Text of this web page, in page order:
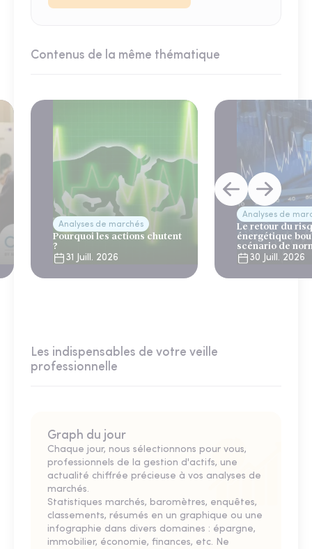
Contenus de la même thématique
Analyses de marchés
Pourquoi les actions chutent
?
31 Juill. 2026
Analyses de
Le retour du
énergétique
scénario de
30 Juill. 2026
Les indispensables de votre veille
professionnelle
Graph du jour
Chaque jour, nous sélectionnons pour vous,
professionnels de la gestion d'actifs, une
actualité chiffrée précieuse à vos analyses de
marchés.
Statistiques marchés, baromètres, enquêtes,
classements, résumés en un graphique ou une
infographie dans divers domaines : épargne,
immobilier, économie, finances, etc. Ne